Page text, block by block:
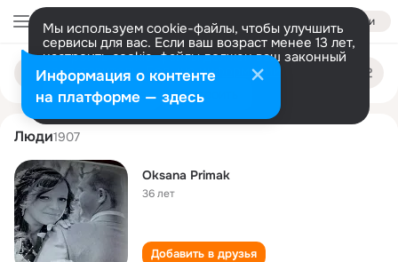
Войти
Мы используем cookie-файлы, чтобы улучшить
сервисы для вас. Если ваш возраст менее 13 лет,
настроить cookie-файлы должен ваш законный
представитель. Больше информации
Разрешить все Настроить
Поиск
людям
oksana primak
Люди1907
Oksana Primak
36 лет
Добавить в друзья
Информация о контенте
на платформе — здесь